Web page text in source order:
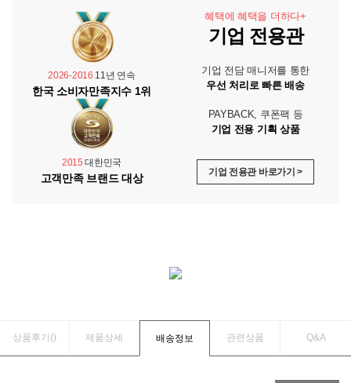
2026-2016 11년 연속
한국 소비자만족지수 1위
2015 대한민국
고객만족 브랜드 대상
혜택에 혜택을 더하다+
기업 전용관
기업 전담 매니저를 통한
우선 처리로 빠른 배송
PAYBACK, 쿠폰팩 등
기업 전용 기획 상품
기업 전용관 바로가기 >
상품후기() 제품상세 배송정보 관련상품 Q&A